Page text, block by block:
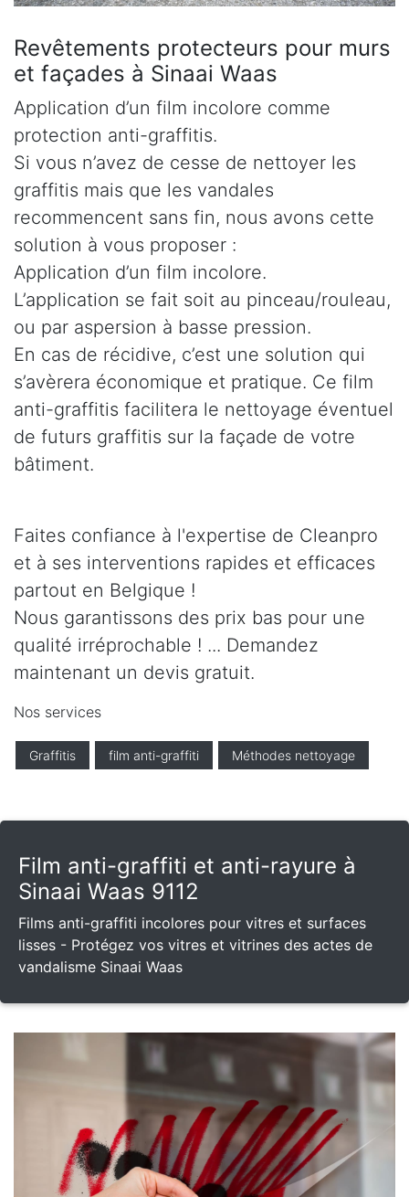
Revêtements protecteurs pour murs
et façades à Sinaai Waas
Application d’un film incolore comme
protection anti-graffitis.
Si vous n’avez de cesse de nettoyer les
graffitis mais que les vandales
recommencent sans fin, nous avons cette
solution à vous proposer :
Application d’un film incolore.
L’application se fait soit au pinceau/rouleau,
ou par aspersion à basse pression.
En cas de récidive, c’est une solution qui
s’avèrera économique et pratique. Ce film
anti-graffitis facilitera le nettoyage éventuel
de futurs graffitis sur la façade de votre
bâtiment.
Faites confiance à l'expertise de Cleanpro
et à ses interventions rapides et efficaces
partout en Belgique !
Nous garantissons des prix bas pour une
qualité irréprochable ! ... Demandez
maintenant un devis gratuit.
Nos services
Graffitis film anti-graffiti Méthodes nettoyage
Film anti-graffiti et anti-rayure à
Sinaai Waas 9112
Films anti-graffiti incolores pour vitres et surfaces
lisses - Protégez vos vitres et vitrines des actes de
vandalisme Sinaai Waas